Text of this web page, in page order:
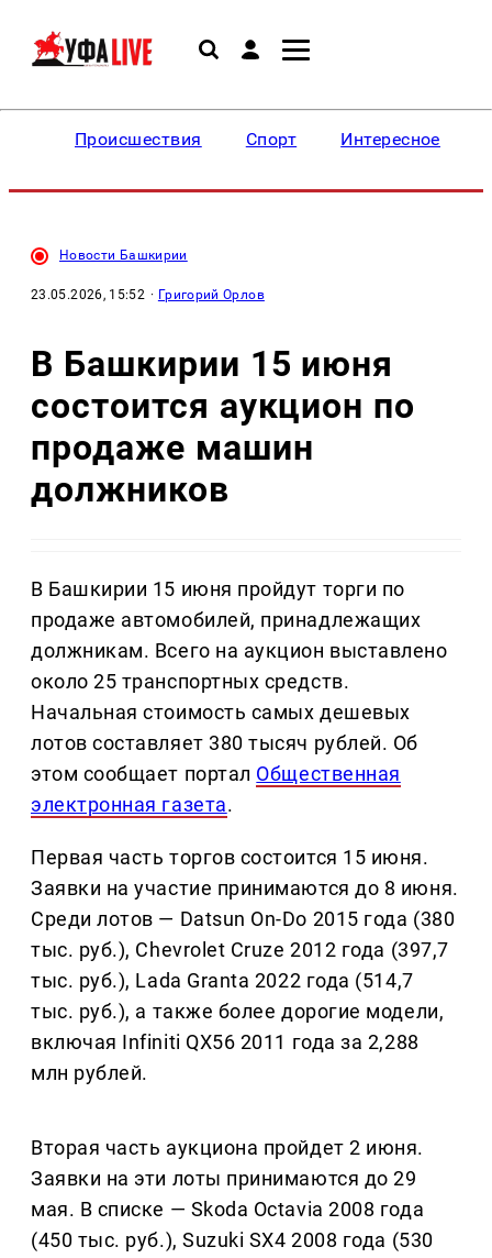
Происшествия Спорт Интересное
Новости Башкирии
23.05.2026, 15:52 · Григорий Орлов
В Башкирии 15 июня
состоится аукцион по
продаже машин
должников
В Башкирии 15 июня пройдут торги по
продаже автомобилей, принадлежащих
должникам. Всего на аукцион выставлено
около 25 транспортных средств.
Начальная стоимость самых дешевых
лотов составляет 380 тысяч рублей. Об
этом сообщает портал Общественная
электронная газета.
Первая часть торгов состоится 15 июня.
Заявки на участие принимаются до 8 июня.
Среди лотов — Datsun On-Do 2015 года (380
тыс. руб.), Chevrolet Cruze 2012 года (397,7
тыс. руб.), Lada Granta 2022 года (514,7
тыс. руб.), а также более дорогие модели,
включая Infiniti QX56 2011 года за 2,288
млн рублей.
Вторая часть аукциона пройдет 2 июня.
Заявки на эти лоты принимаются до 29
мая. В списке — Skoda Octavia 2008 года
(450 тыс. руб.), Suzuki SX4 2008 года (530